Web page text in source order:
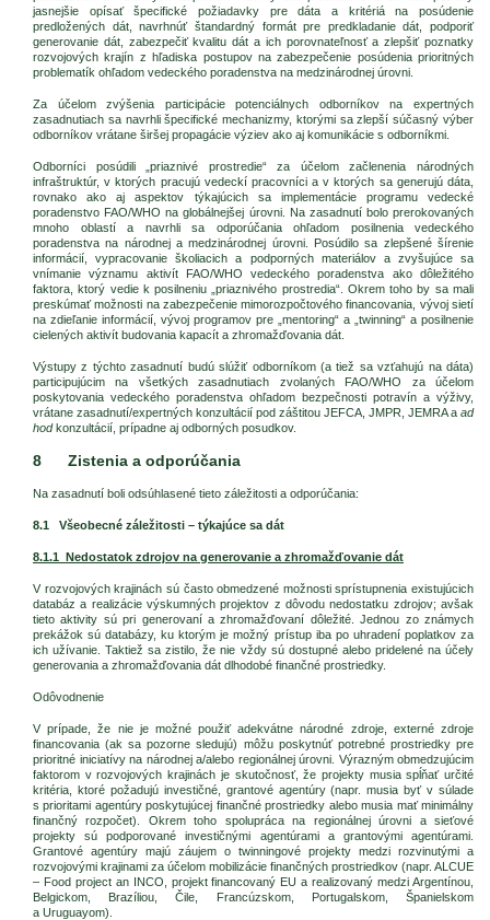
jasnejšie opísať špecifické požiadavky pre dáta a kritériá na posúdenie
predložených dát, navrhnúť štandardný formát pre predkladanie dát, podporiť
generovanie dát, zabezpečiť kvalitu dát a ich porovnateľnosť a zlepšiť poznatky
rozvojových krajín z hľadiska postupov na zabezpečenie posúdenia prioritných
problematík ohľadom vedeckého poradenstva na medzinárodnej úrovni.
Za účelom zvýšenia participácie potenciálnych odborníkov na expertných
zasadnutiach sa navrhli špecifické mechanizmy, ktorými sa zlepší súčasný výber
odborníkov vrátane širšej propagácie výziev ako aj komunikácie s odborníkmi.
Odborníci posúdili „priaznivé prostredie“ za účelom začlenenia národných
infraštruktúr, v ktorých pracujú vedeckí pracovníci a v ktorých sa generujú dáta,
rovnako ako aj aspektov týkajúcich sa implementácie programu vedecké
poradenstvo FAO/WHO na globálnejšej úrovni. Na zasadnutí bolo prerokovaných
mnoho oblastí a navrhli sa odporúčania ohľadom posilnenia vedeckého
poradenstva na národnej a medzinárodnej úrovni. Posúdilo sa zlepšené šírenie
informácií, vypracovanie školiacich a podporných materiálov a zvyšujúce sa
vnímanie významu aktivít FAO/WHO vedeckého poradenstva ako dôležitého
faktora, ktorý vedie k posilneniu „priaznivého prostredia“. Okrem toho by sa mali
preskúmať možnosti na zabezpečenie mimorozpočtového financovania, vývoj sietí
na zdieľanie informácií, vývoj programov pre „mentoring“ a „twinning“ a posilnenie
cielených aktivít budovania kapacít a zhromažďovania dát.
Výstupy z týchto zasadnutí budú slúžiť odborníkom (a tiež sa vzťahujú na dáta)
participujúcim na všetkých zasadnutiach zvolaných FAO/WHO za účelom
poskytovania vedeckého poradenstva ohľadom bezpečnosti potravín a výživy,
vrátane zasadnutí/expertných konzultácií pod záštitou JEFCA, JMPR, JEMRA a ad
hodkonzultácií, prípadne aj odborných posudkov.
8 Zistenia a odporúčania
Na zasadnutí boli odsúhlasené tieto záležitosti a odporúčania:
8.1 Všeobecné záležitosti – týkajúce sa dát
8.1.1 Nedostatok zdrojov na generovanie a zhromažďovanie dát
V rozvojových krajinách sú často obmedzené možnosti sprístupnenia existujúcich
databáz a realizácie výskumných projektov z dôvodu nedostatku zdrojov; avšak
tieto aktivity sú pri generovaní a zhromažďovaní dôležité. Jednou zo známych
prekážok sú databázy, ku ktorým je možný prístup iba po uhradení poplatkov za
ich užívanie. Taktiež sa zistilo, že nie vždy sú dostupné alebo pridelené na účely
generovania a zhromažďovania dát dlhodobé finančné prostriedky.
Odôvodnenie
V prípade, že nie je možné použiť adekvátne národné zdroje, externé zdroje
financovania (ak sa pozorne sledujú) môžu poskytnúť potrebné prostriedky pre
prioritné iniciatívy na národnej a/alebo regionálnej úrovni. Výrazným obmedzujúcim
faktorom v rozvojových krajinách je skutočnosť, že projekty musia spĺňať určité
kritéria, ktoré požadujú investičné, grantové agentúry (napr. musia byť v súlade
s prioritami agentúry poskytujúcej finančné prostriedky alebo musia mať minimálny
finančný rozpočet). Okrem toho spolupráca na regionálnej úrovni a sieťové
projekty sú podporované investičnými agentúrami a grantovými agentúrami.
Grantové agentúry majú záujem o twinningové projekty medzi rozvinutými a
rozvojovými krajinami za účelom mobilizácie finančných prostriedkov (napr. ALCUE
– Food project an INCO, projekt financovaný EU a realizovaný medzi Argentínou,
Belgickom, Brazíliou, Čile, Francúzskom, Portugalskom, Španielskom
a Uruguayom).